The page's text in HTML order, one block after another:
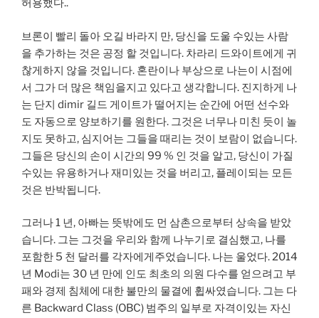
허용했다..
브론이 빨리 돌아 오길 바라지 만, 당신을 도울 수있는 사람
을 추가하는 것은 공정 할 것입니다. 차라리 드와이트에게 귀
찮게하지 않을 것입니다. 혼란이나 부상으로 나는이 시점에
서 그가 더 많은 책임을지고 있다고 생각합니다. 진지하게 나
는 단지 dimir 길드 게이트가 떨어지는 순간에 어떤 선수와
도 자동으로 양보하기를 원한다. 그것은 너무나 미친 듯이 놀
지도 못하고, 심지어는 그들을 때리는 것이 보람이 없습니다.
그들은 당신의 손이 시간의 99 % 인 것을 알고, 당신이 가질
수있는 유용하거나 재미있는 것을 버리고, 플레이되는 모든
것은 반박됩니다.
그러나 1 년, 아빠는 뜻밖에도 먼 삼촌으로부터 상속을 받았
습니다. 그는 그것을 우리와 함께 나누기로 결심했고, 나를
포함한 5 천 달러를 각자에게주었습니다. 나는 울었다. 2014
년 Modi는 30 년 만에 인도 최초의 의원 다수를 얻으려고 부
패와 경제 침체에 대한 불만의 물결에 휩싸였습니다. 그는 다
른 Backward Class (OBC) 범주의 일부로 자격이있는 자신